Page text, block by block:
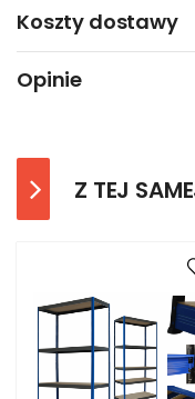
Koszty dostawy
Opinie
Z TEJ